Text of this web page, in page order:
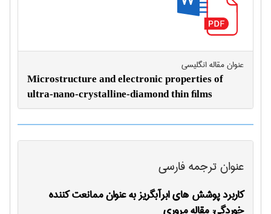
عنوان مقاله انگليسی
Microstructure and electronic properties of
ultra-nano-crystalline-diamond thin ﬁlms
عنوان ترجمه فارسی
کاربرد پوشش های ابرآبگریز به عنوان ممانعت کننده